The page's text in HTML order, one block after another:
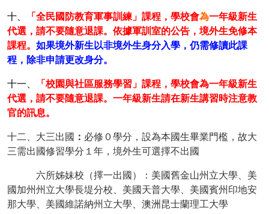
十、
「全民國防教育軍事訓練」課程，學校會為一年級新生
代選，請不要隨意退課。依據軍訓室的公告，境外生免修本
課程。 如果境外新生以非境外生身分入學，仍需修讀此課
程，除非申請更改身分。
十一、
「校園與社區服務學習」課程，學校會為一年級新生
代選，請不要隨意退課。一年級新生請在新生講習時注意教
官的訊息。
十二、大三出國 ： 必修０學分，設為本國生畢業門檻，故大
三需出國修習學分１年，境外生可選擇不出國
六所姊妹校（擇一出國）：美國舊金山州立大學、美
國加州州立大學長堤分校、美國天普大學、美國賓州印地安
那大學、美國維諾納州立大學、澳洲昆士蘭理工大學